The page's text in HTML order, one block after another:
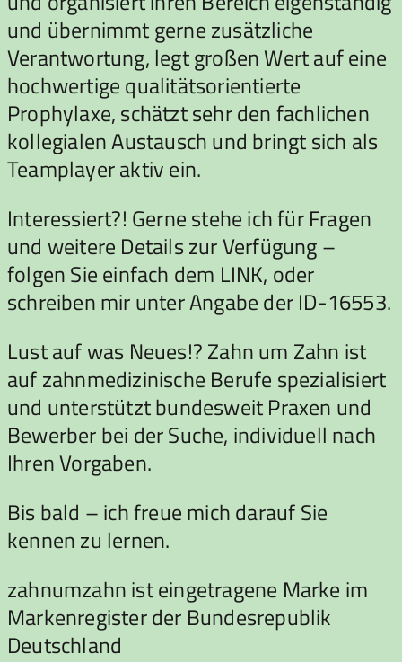
und übernimmt gerne zusätzliche
Verantwortung, legt großen Wert auf eine
hochwertige qualitätsorientierte
Prophylaxe, schätzt sehr den fachlichen
kollegialen Austausch und bringt sich als
Teamplayer aktiv ein.
Interessiert?! Gerne stehe ich für Fragen
und weitere Details zur Verfügung –
folgen Sie einfach dem LINK, oder
schreiben mir unter Angabe der ID-16553.
Lust auf was Neues!? Zahn um Zahn ist
auf zahnmedizinische Berufe spezialisiert
und unterstützt bundesweit Praxen und
Bewerber bei der Suche, individuell nach
Ihren Vorgaben.
Bis bald – ich freue mich darauf Sie
kennen zu lernen.
zahnumzahn ist eingetragene Marke im
Markenregister der Bundesrepublik
Deutschland